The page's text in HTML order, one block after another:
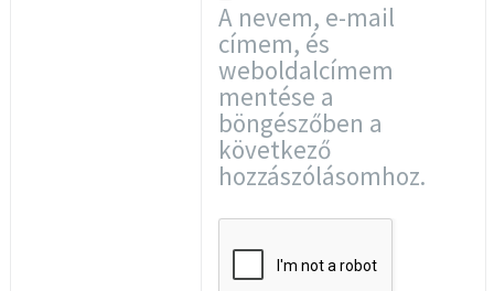
A nevem, e-mail
címem, és
weboldalcímem
mentése a
böngészőben a
következő
hozzászólásomhoz.